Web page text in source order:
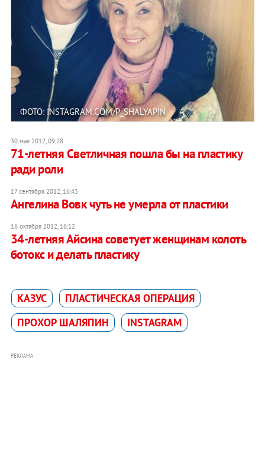
ФОТО: INSTAGRAM.COM/P_SHALYAPIN
30 мая 2012, 09:28
71-летняя Светличная пошла бы на пластику
ради роли
17 сентября 2012, 16:43
Ангелина Вовк чуть не умерла от пластики
16 октября 2012, 16:12
34-летняя Айсина советует женщинам колоть
ботокс и делать пластику
КАЗУС
ПЛАСТИЧЕСКАЯ ОПЕРАЦИЯ
ПРОХОР ШАЛЯПИН
INSTAGRAM
РЕКЛАМА